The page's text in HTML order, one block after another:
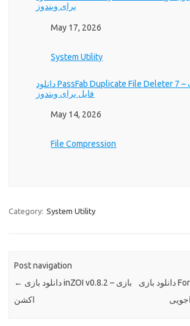
برای ویندوز
Date
May 17, 2026
In relation to
System Utility
دانلود PassFab Duplicate File Deleter 7 – نرم افزار مدیریت
فایل برای ویندوز
Date
May 14, 2026
In relation to
File Compression
Category: System Utility
Post navigation
←
اکشن
دانلود بازی Forever Skies v1.2.2 –